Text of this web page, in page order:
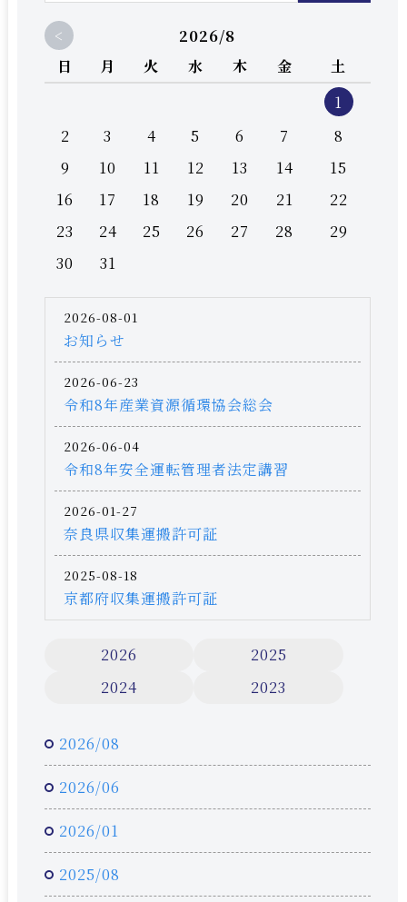
<
2026/8
日
月 火 水 木 金
土
1
2
3 4 5 6 7
8
9
10 11 12 13 14
15
16
17 18 19 20 21
22
23
24 25 26 27 28
29
30
31
2026-08-01
お知らせ
2026-06-23
令和8年産業資源循環協会総会
2026-06-04
令和8年安全運転管理者法定講習
2026-01-27
奈良県収集運搬許可証
2025-08-18
京都府収集運搬許可証
2026
2025
2024
2023
2026/08
2026/06
2026/01
2025/08